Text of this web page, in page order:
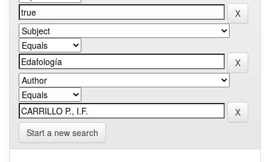
Start a new search